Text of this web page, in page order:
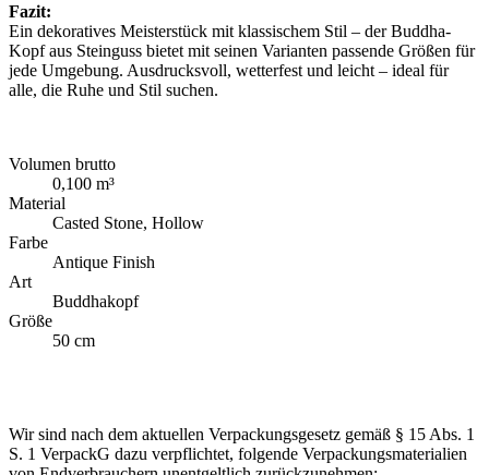
Fazit:
Ein dekoratives Meisterstück mit klassischem Stil – der Buddha-
Kopf aus Steinguss bietet mit seinen Varianten passende Größen für
jede Umgebung. Ausdrucksvoll, wetterfest und leicht – ideal für
alle, die Ruhe und Stil suchen.
Volumen brutto
0,100 m³
Material
Casted Stone, Hollow
Farbe
Antique Finish
Art
Buddhakopf
Größe
50 cm
Wir sind nach dem aktuellen Verpackungsgesetz gemäß § 15 Abs. 1
S. 1 VerpackG dazu verpflichtet, folgende Verpackungsmaterialien